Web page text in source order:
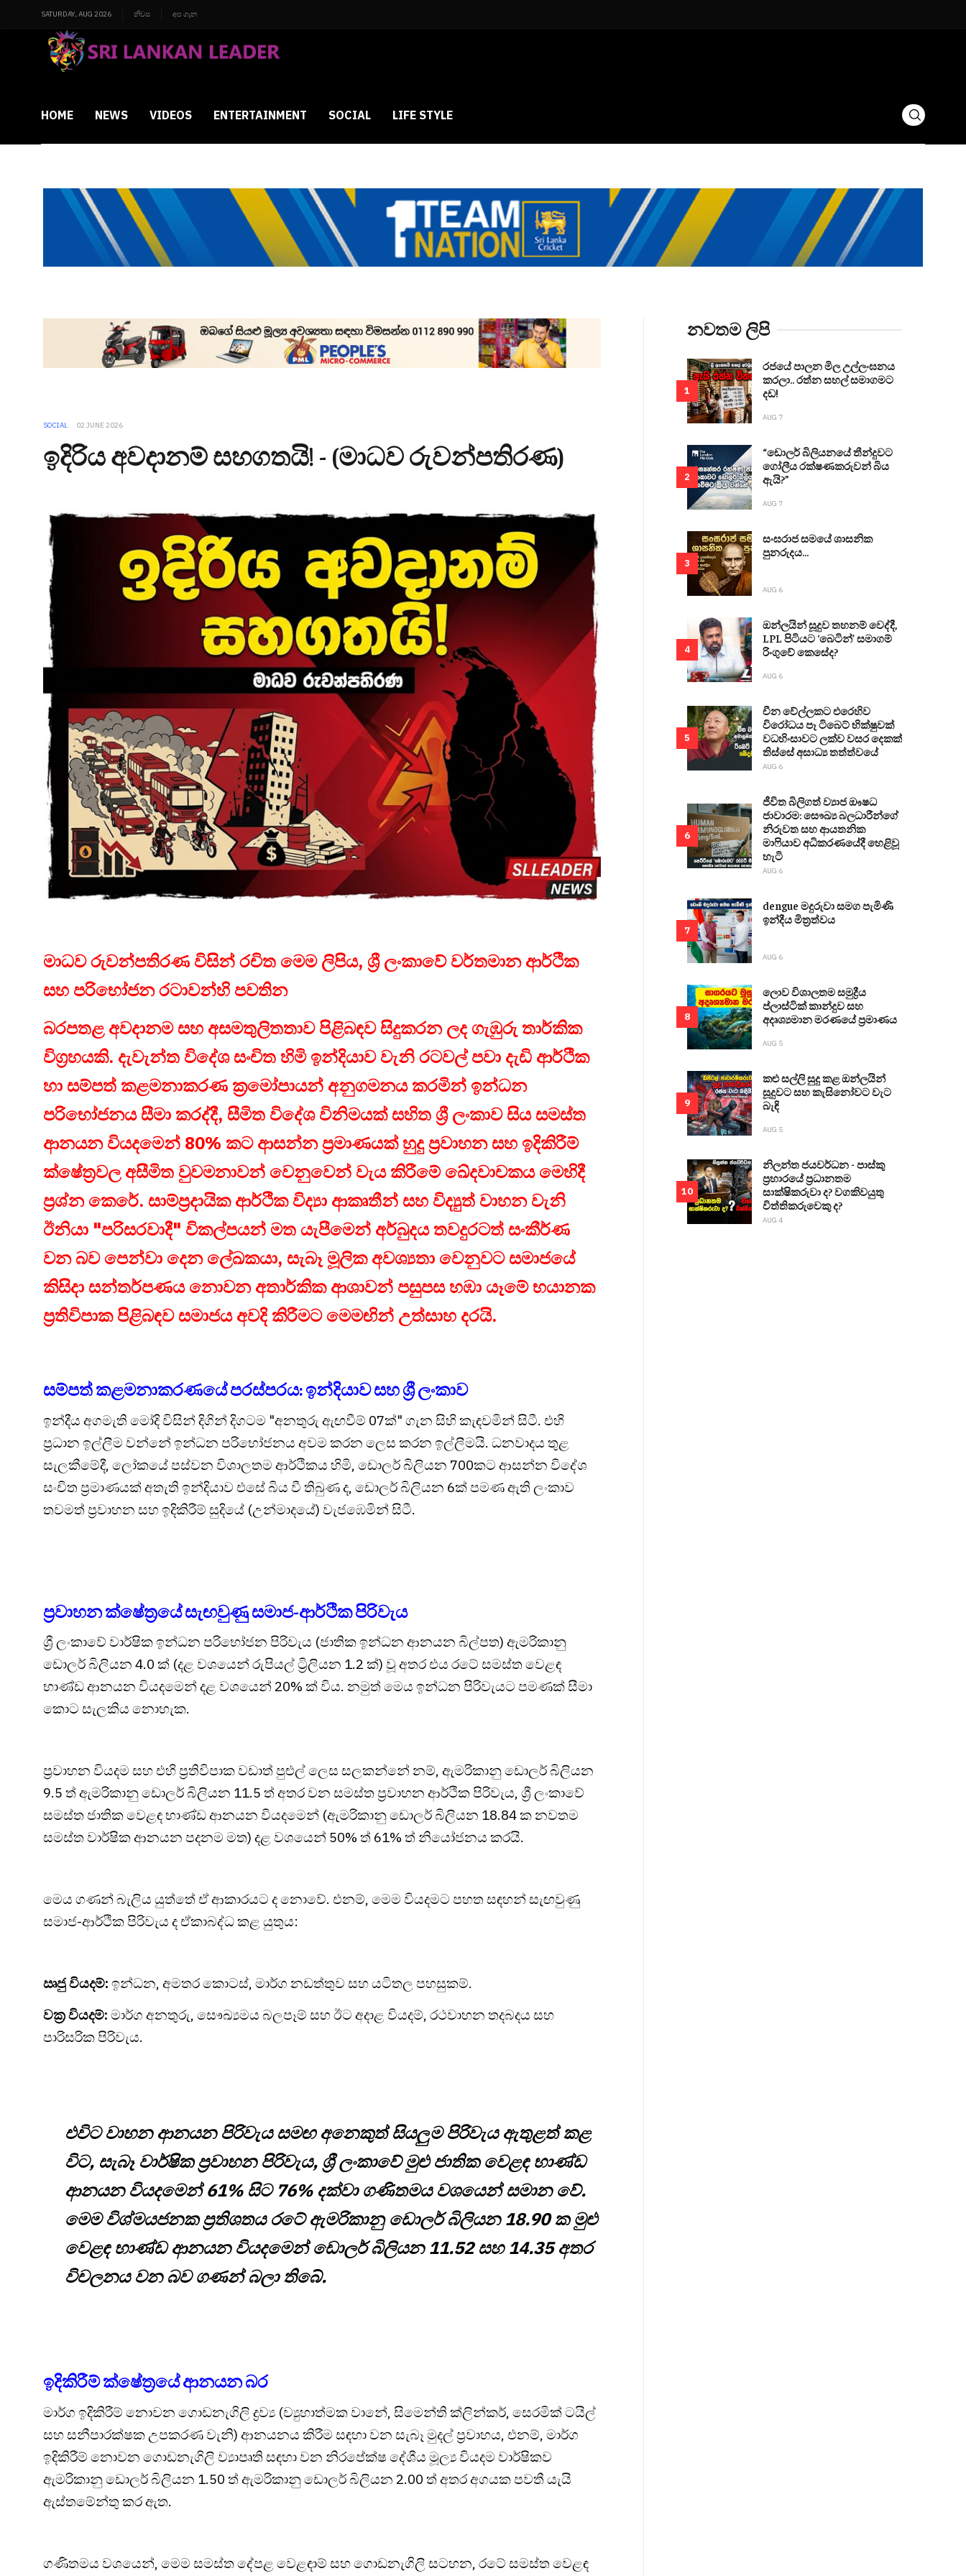
SATURDAY, AUG 2026 නිවස අප ගැන
HOME NEWS VIDEOS ENTERTAINMENT SOCIAL LIFE STYLE
SOCIAL 02 JUNE 2026
ඉදිරිය අවදානම් සහගතයි! - (මාධව රුවන්පතිරණ)
මාධව රුවන්පතිරණ විසින් රචිත මෙම ලිපිය, ශ්‍රී ලංකාවේ වර්තමාන ආර්ථික
සහ පරිභෝජන රටාවන්හි පවතින
බරපතළ අවදානම සහ අසමතුලිතතාව පිළිබඳව සිදුකරන ලද ගැඹුරු තාර්කික
විග්‍රහයකි. දැවැන්ත විදේශ සංචිත හිමි ඉන්දියාව වැනි රටවල් පවා දැඩි ආර්ථික
හා සම්පත් කළමනාකරණ ක්‍රමෝපායන් අනුගමනය කරමින් ඉන්ධන
පරිභෝජනය සීමා කරද්දී, සීමිත විදේශ විනිමයක් සහිත ශ්‍රී ලංකාව සිය සමස්ත
ආනයන වියදමෙන් 80% කට ආසන්න ප්‍රමාණයක් හුදු ප්‍රවාහන සහ ඉදිකිරීම්
ක්ෂේත්‍රවල අසීමිත වුවමනාවන් වෙනුවෙන් වැය කිරීමේ ඛේදවාචකය මෙහිදී
ප්‍රශ්න කෙරේ. සාම්ප්‍රදායික ආර්ථික විද්‍යා ආකෘතීන් සහ විද්‍යුත් වාහන වැනි
ඊනියා "පරිසරවාදී" විකල්පයන් මත යැපීමෙන් අර්බුදය තවදුරටත් සංකීර්ණ
වන බව පෙන්වා දෙන ලේඛකයා, සැබෑ මූලික අවශ්‍යතා වෙනුවට සමාජයේ
කිසිදා සන්තර්පණය නොවන අතාර්කික ආශාවන් පසුපස හඹා යෑමේ භයානක
ප්‍රතිවිපාක පිළිබඳව සමාජය අවදි කිරීමට මෙමඟින් උත්සාහ දරයි.
සම්පත් කළමනාකරණයේ පරස්පරය: ඉන්දියාව සහ ශ්‍රී ලංකාව
ඉන්දීය අගමැති මෝදි විසින් දිගින් දිගටම "අනතුරු ඇඟවීම් 07ක්" ගැන සිහි කැඳවමින් සිටී. එහි
ප්‍රධාන ඉල්ලීම වන්නේ ඉන්ධන පරිභෝජනය අවම කරන ලෙස කරන ඉල්ලීමයි. ධනවාදය තුළ
සැලකීමේදී, ලෝකයේ පස්වන විශාලතම ආර්ථිකය හිමි, ඩොලර් බිලියන 700කට ආසන්න විදේශ
සංචිත ප්‍රමාණයක් අතැති ඉන්දියාව එසේ බිය වී තිබුණ ද, ඩොලර් බිලියන 6ක් පමණ ඇති ලංකාව
තවමත් ප්‍රවාහන සහ ඉදිකිරීම් සුදියේ (උන්මාදයේ) වැජඹෙමින් සිටී.
ප්‍රවාහන ක්ෂේත්‍රයේ සැඟවුණු සමාජ-ආර්ථික පිරිවැය
ශ්‍රී ලංකාවේ වාර්ෂික ඉන්ධන පරිභෝජන පිරිවැය (ජාතික ඉන්ධන ආනයන බිල්පත) ඇමරිකානු
ඩොලර් බිලියන 4.0 ක් (දළ වශයෙන් රුපියල් ට්‍රිලියන 1.2 ක්) වූ අතර එය රටේ සමස්ත වෙළඳ
භාණ්ඩ ආනයන වියදමෙන් දළ වශයෙන් 20% ක් විය. නමුත් මෙය ඉන්ධන පිරිවැයට පමණක් සීමා
කොට සැලකිය නොහැක.
ප්‍රවාහන වියදම සහ එහි ප්‍රතිවිපාක වඩාත් පුළුල් ලෙස සලකන්නේ නම්, ඇමරිකානු ඩොලර් බිලියන
9.5 ත් ඇමරිකානු ඩොලර් බිලියන 11.5 ත් අතර වන සමස්ත ප්‍රවාහන ආර්ථික පිරිවැය, ශ්‍රී ලංකාවේ
සමස්ත ජාතික වෙළඳ භාණ්ඩ ආනයන වියදමෙන් (ඇමරිකානු ඩොලර් බිලියන 18.84 ක නවතම
සමස්ත වාර්ෂික ආනයන පදනම මත) දළ වශයෙන් 50% ත් 61% ත් නියෝජනය කරයි.
මෙය ගණන් බැලිය යුත්තේ ඒ ආකාරයට ද නොවේ. එනම්, මෙම වියදමට පහත සඳහන් සැඟවුණු
සමාජ-ආර්ථික පිරිවැය ද ඒකාබද්ධ කළ යුතුය:
ඍජු වියදම්: ඉන්ධන, අමතර කොටස්, මාර්ග නඩත්තුව සහ යටිතල පහසුකම්.
වක්‍ර වියදම්: මාර්ග අනතුරු, සෞඛ්‍යමය බලපෑම් සහ ඊට අදාළ වියදම්, රථවාහන තදබදය සහ
පාරිසරික පිරිවැය.
එවිට වාහන ආනයන පිරිවැය සමඟ අනෙකුත් සියලුම පිරිවැය ඇතුළත් කළ
විට, සැබෑ වාර්ෂික ප්‍රවාහන පිරිවැය, ශ්‍රී ලංකාවේ මුළු ජාතික වෙළඳ භාණ්ඩ
ආනයන වියදමෙන් 61% සිට 76% දක්වා ගණිතමය වශයෙන් සමාන වේ.
මෙම විශ්මයජනක ප්‍රතිශතය රටේ ඇමරිකානු ඩොලර් බිලියන 18.90 ක මුළු
වෙළඳ භාණ්ඩ ආනයන වියදමෙන් ඩොලර් බිලියන 11.52 සහ 14.35 අතර
විචලනය වන බව ගණන් බලා තිබේ.
ඉදිකිරීම් ක්ෂේත්‍රයේ ආනයන බර
මාර්ග ඉදිකිරීම් නොවන ගොඩනැගිලි ද්‍රව්‍ය (ව්‍යුහාත්මක වානේ, සිමෙන්ති ක්ලින්කර්, සෙරමික් ටයිල්
සහ සනීපාරක්ෂක උපකරණ වැනි) ආනයනය කිරීම සඳහා වන සැබෑ මුදල් ප්‍රවාහය, එනම්, මාර්ග
ඉදිකිරීම් නොවන ගොඩනැගිලි ව්‍යාපෘති සඳහා වන නිරපේක්ෂ දේශීය මූල්‍ය වියදම වාර්ෂිකව
ඇමරිකානු ඩොලර් බිලියන 1.50 ත් ඇමරිකානු ඩොලර් බිලියන 2.00 ත් අතර අගයක පවතී යැයි
ඇස්තමේන්තු කර ඇත.
ගණිතමය වශයෙන්, මෙම සමස්ත දේපළ වෙළඳාම් සහ ගොඩනැගිලි සටහන, රටේ සමස්ත වෙළඳ
නවතම ලිපි
1
රජයේ පාලන මිල උල්ලංඝනය
කරලා.. රත්න සහල් සමාගමට
දඩ!
AUG 7
2
“ඩොලර් බිලියනයේ තීන්දුවට
ගෝලීය රක්ෂණකරුවන් බිය
ඇයි?”
AUG 7
3
සංඝරාජ සමයේ ශාසනික
පුනරුදය...
AUG 6
4
ඔන්ලයින් සූදුව තහනම් වෙද්දී,
LPL පිටියට ‘බෙටින්’ සමාගම්
රිංගුවේ කෙසේද?
AUG 6
5
චීන වේල්ලකට එරෙහිව
විරෝධය පෑ ටිබෙට් භික්ෂුවක්
වධහිංසාවට ලක්ව වසර දෙකක්
තිස්සේ අසාධ්‍ය තත්ත්වයේ
AUG 6
6
ජීවිත බිලිගත් ව්‍යාජ ඖෂධ
ජාවාරම: සෞඛ්‍ය බලධාරීන්ගේ
නිරුවත සහ ආයතනික
මාෆියාව අධිකරණයේදී හෙළිවූ
හැටි
AUG 6
7
dengue මදුරුවා සමග පැමිණි
ඉන්දීය මිත්‍රත්වය
AUG 6
8
ලොව විශාලතම සමුද්‍රීය
ප්ලාස්ටික් කාන්දුව සහ
අදෘශ්‍යමාන මරණයේ ප්‍රමාණය
AUG 5
9
කළු සල්ලි සුදු කළ ඔන්ලයින්
සූදුවට සහ කැසිනෝවට වැට
බැඳි
AUG 5
10
නිලන්ත ජයවර්ධන - පාස්කු
ප්‍රහාරයේ ප්‍රධානතම
සාක්ෂිකරුවා ද? වගකිවයුතු
විත්තිකරුවෙකු ද?
AUG 4